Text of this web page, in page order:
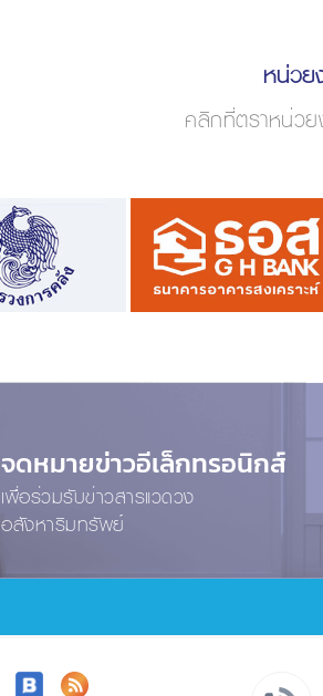
หน่วย
คลิกที่ตราหน่วย
จดหมายข่าวอีเล็กทรอนิกส์
เพื่อร่วมรับข่าวสารแวดวง
อสังหาริมทรัพย์